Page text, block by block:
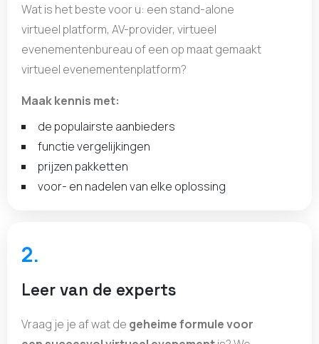
Wat is het beste voor u: een stand-alone
virtueel platform, AV-provider, virtueel
evenementenbureau of een op maat gemaakt
virtueel evenementenplatform?
Maak kennis met:
de populairste aanbieders
functie vergelijkingen
prijzen pakketten
voor- en nadelen van elke oplossing
2.
Leer van de experts
Vraag je je af wat de geheime formule voor